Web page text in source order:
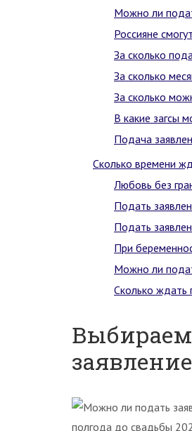
Можно ли
Россияне
За сколько
За сколько
За сколько
В какие загсы
Подача
Сколько времени
Любовь без
Подать
Подать
При
Можно ли
Сколько ждать
Выбираем